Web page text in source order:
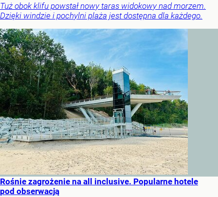
Tuż obok klifu powstał nowy taras widokowy nad morzem.
Dzięki windzie i pochylni plaża jest dostępna dla każdego.
Rośnie zagrożenie na all inclusive. Popularne hotele
pod obserwacją